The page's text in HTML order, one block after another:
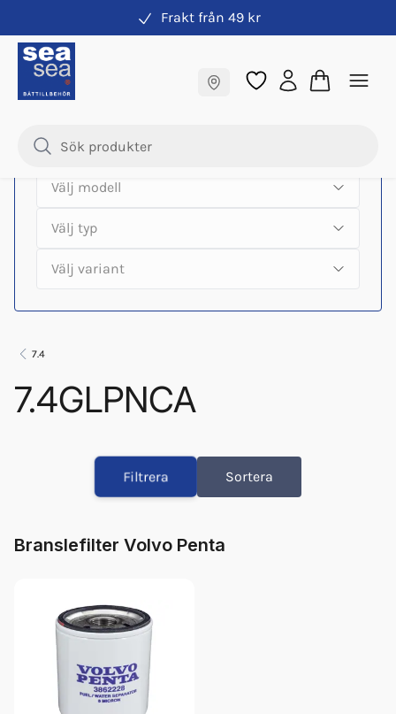
Frakt från 49 kr
Samma pris online & i butik
Hitta rätt produkter till din båtmotor
7.4
7.4GLPNCA
Olja Volvo 5w/40 1l 23211287
Impeller Vp 24715100
Bränslefilter Vp 3862228
Filtrera Sortera
Branslefilter Volvo Penta